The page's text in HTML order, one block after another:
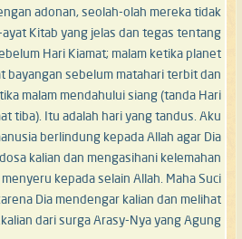
adonan, seolah-olah mereka tidak
Kitab yang jelas dan tegas tentang
Hari Kiamat; malam ketika planet
bayangan sebelum matahari terbit dan
malam mendahului siang (tanda Hari
tiba). Itu adalah hari yang tandus. Aku
berlindung kepada Allah agar Dia
kalian dan mengasihani kelemahan
menyeru kepada selain Allah. Maha Suci
Dia mendengar kalian dan melihat
kalian dari surga Arasy-Nya yang Agung.